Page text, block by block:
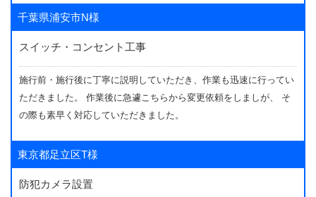
千葉県浦安市N様
スイッチ・コンセント工事
施行前・施行後に丁寧に説明していただき、作業も迅速に行ってい
ただきました。 作業後に急遽こちらから変更依頼をしましが、 そ
の際も素早く対応していただきました。
東京都足立区T様
防犯カメラ設置